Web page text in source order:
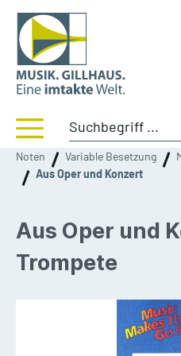
Noten Variable Besetzung
Aus Oper und Konzert
Aus Oper und
Trompete